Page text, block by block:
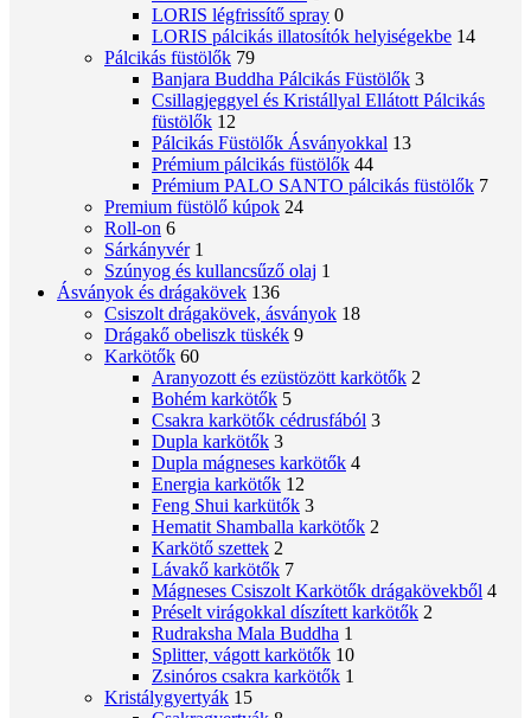
LORIS légfrissítő spray 0
LORIS pálcikás illatosítók helyiségekbe 14
Pálcikás füstölők 79
Banjara Buddha Pálcikás Füstölők 3
Csillagjeggyel és Kristállyal Ellátott Pálcikás
füstölők 12
Pálcikás Füstölők Ásványokkal 13
Prémium pálcikás füstölők 44
Prémium PALO SANTO pálcikás füstölők 7
Premium füstölő kúpok 24
Roll-on 6
Sárkányvér 1
Szúnyog és kullancsűző olaj 1
Ásványok és drágakövek 136
Csiszolt drágakövek, ásványok 18
Drágakő obeliszk tüskék 9
Karkötők 60
Aranyozott és ezüstözött karkötők 2
Bohém karkötők 5
Csakra karkötők cédrusfából 3
Dupla karkötők 3
Dupla mágneses karkötők 4
Energia karkötők 12
Feng Shui karkütők 3
Hematit Shamballa karkötők 2
Karkötő szettek 2
Lávakő karkötők 7
Mágneses Csiszolt Karkötők drágakövekből 4
Préselt virágokkal díszített karkötők 2
Rudraksha Mala Buddha 1
Splitter, vágott karkötők 10
Zsinóros csakra karkötők 1
Kristálygyertyák 15